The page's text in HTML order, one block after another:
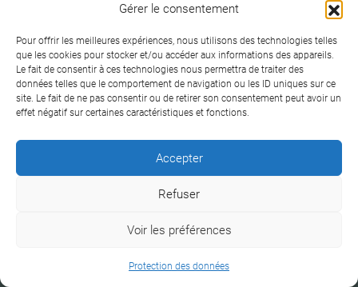
Gérer le consentement
Pour offrir les meilleures expériences, nous utilisons des technologies telles
que les cookies pour stocker et/ou accéder aux informations des appareils.
Le fait de consentir à ces technologies nous permettra de traiter des
données telles que le comportement de navigation ou les ID uniques sur ce
site. Le fait de ne pas consentir ou de retirer son consentement peut avoir un
effet négatif sur certaines caractéristiques et fonctions.
Accepter
Refuser
Voir les préférences
Protection des données
Responsable Administrative
Mme Florence Servais
+33 6 26 39 00 35
EN PRATIQUE
Le centre de formation
Modalités et moyens pédagogiques
Prise en charge
Le calendrier des sessions